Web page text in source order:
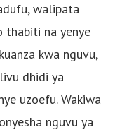
walipata
thabiti na yenye
kwa nguvu,
dhidi ya
uzoefu. Wakiwa
nguvu ya